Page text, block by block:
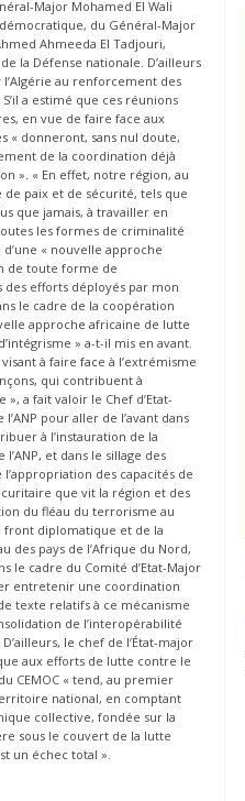
Major Mohamed El Wali
du Général-Major
Ahmeeda El Tadjouri,
la Défense nationale. D’ailleurs
au renforcement des
a estimé que ces réunions
en vue de faire face aux
« donneront, sans nul doute,
de la coordination déjà
». « En effet, notre région, au
paix et de sécurité, tels que
que jamais, à travailler en
les formes de criminalité
« nouvelle approche
de toute forme de
efforts déployés par mon
le cadre de la coopération
approche africaine de lutte
» a-t-il mis en avant.
à faire face à l’extrémisme
qui contribuent à
a fait valoir le Chef d’Etat-
pour aller de l’avant dans
à l’instauration de la
et dans le sillage des
des capacités de
que vit la région et des
du fléau du terrorisme au
front diplomatique et de la
des pays de l’Afrique du Nord,
le cadre du Comité d’Etat-Major
entretenir une coordination
texte relatifs à ce mécanisme
de l’interopérabilité
le chef de l’État-major
aux efforts de lutte contre le
CEMOC « tend, au premier
national, en comptant
collective, fondée sur la
sous le couvert de la lutte
un échec total ».